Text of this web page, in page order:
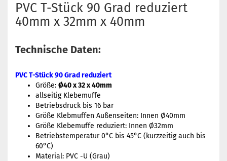
PVC T-Stück 90 Grad reduziert
40mm x 32mm x 40mm
Technische Daten:
PVC T-Stück 90 Grad reduziert
Größe: Ø40 x 32 x 40mm
allseitig Klebemuffe
Betriebsdruck bis 16 bar
Größe Klebmuffen Außenseiten: Innen Ø40mm
Größe Klebemuffe reduziert: Innen Ø32mm
Betriebstemperatur 0°C bis 45°C (kurzzeitig auch bis
60°C)
Material: PVC -U (Grau)